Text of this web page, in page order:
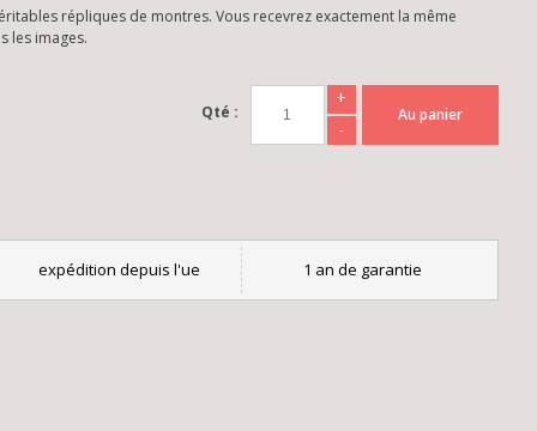
répliques de montres. Vous recevrez exactement la même
les images.
Qté :
+
-
Au panier
expédition depuis l'ue 1 an de garantie